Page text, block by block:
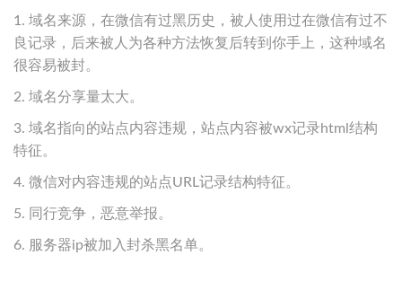
1. 域名来源，在微信有过黑历史，被人使用过在微信有过不
良记录，后来被人为各种方法恢复后转到你手上，这种域名
很容易被封。
2. 域名分享量太大。
3. 域名指向的站点内容违规，站点内容被wx记录html结构
特征。
4. 微信对内容违规的站点URL记录结构特征。
5. 同行竞争，恶意举报。
6. 服务器ip被加入封杀黑名单。